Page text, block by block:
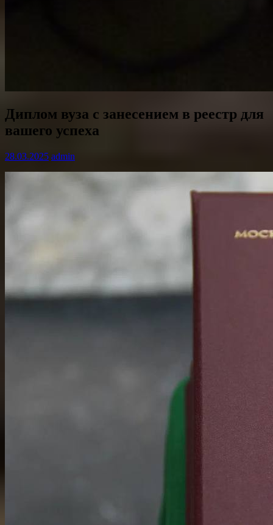
Диплом вуза с занесением в реестр для
вашего успеха
28.03.2025 admin